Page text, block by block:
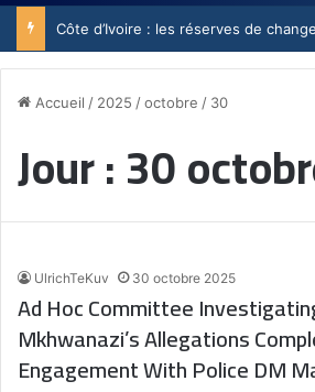
Accueil / 2025 /octobre / 30
Jour :30
UlrichTeKuv 30 octobre 2025
Ad Hoc Committee
Mkhwanazi’s Allegations
Engagement With Police DM